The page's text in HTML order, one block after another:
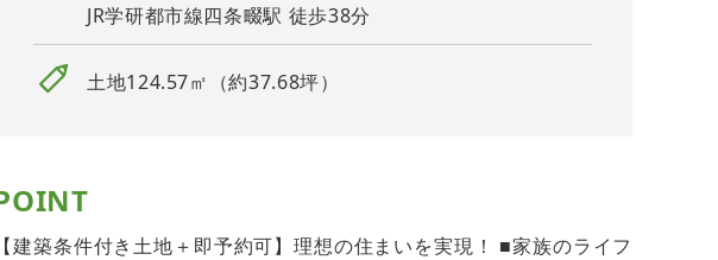
計でこだわりの住まいづくり
JR学研都市線四条畷駅 徒歩38分
土地124.57㎡（約37.68坪）
【建築条件付き土地＋即予約可】理想の住まいを実現！ ■家族のライフ